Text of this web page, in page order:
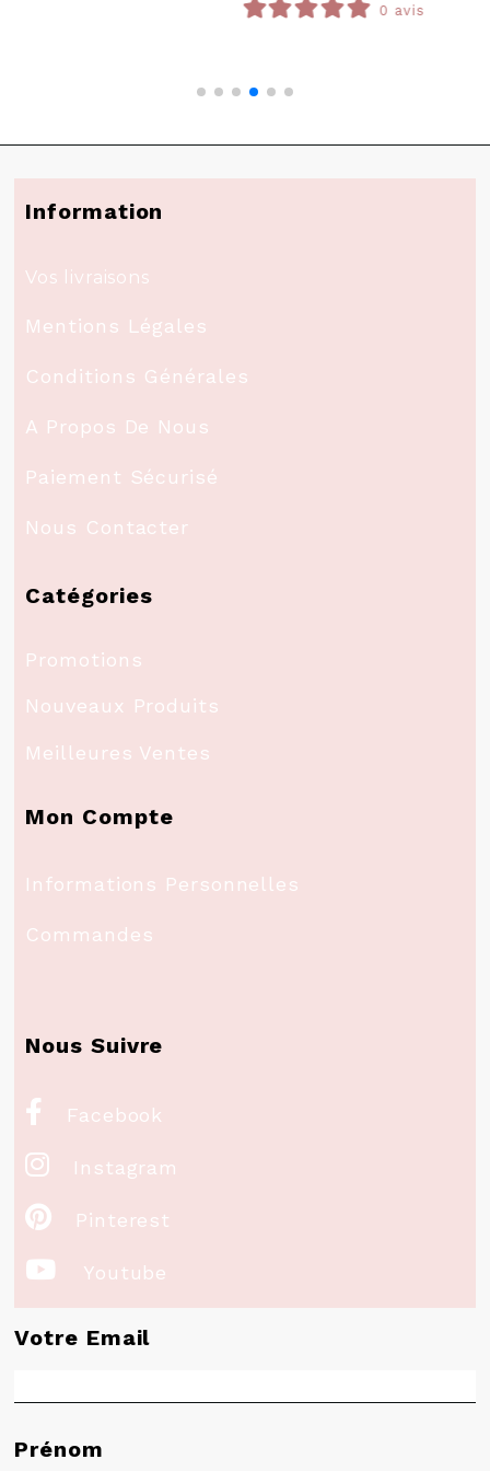
Information
Vos livraisons
Mentions Légales
Conditions Générales
A Propos De Nous
Paiement Sécurisé
Nous Contacter
Catégories
Promotions
Nouveaux Produits
Meilleures Ventes
Mon Compte
Informations Personnelles
Commandes
Nous Suivre
 Facebook
 Instagram
 Pinterest
 Youtube
Votre Email
Prénom